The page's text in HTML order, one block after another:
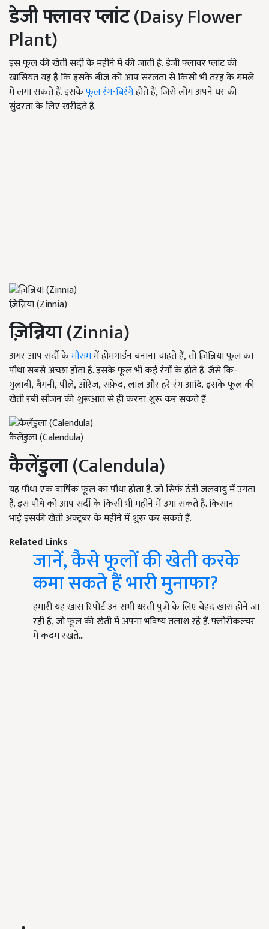
डेजी फ्लावर प्लांट(Daisy Flower
Plant)
इस फूल की खेती सर्दी के महीने में की जाती है. डेजी फ्लावर प्लांट की
खासियत यह है कि इसके बीज को आप सरलता से किसी भी तरह के गमले
में लगा सकते हैं. इसकेफूल रंग-बिरंगेहोते हैं, जिसे लोग अपने घर की
सुंदरता के लिए खरीदते हैं.
ज़िन्निया (Zinnia)
ज़िन्निया(Zinnia)
अगर आप सर्दी केमौसममें होमगार्डन बनाना चाहते हैं, तो ज़िन्निया फूल का
पौधा सबसे अच्छा होता है. इसके फूल भी कई रंगों के होते हैं. जैसे कि-
गुलाबी, बैंगनी, पीले, ओरेंज, सफ़ेद, लाल और हरे रंग आदि. इसके फूल की
खेती रबी सीजन की शुरूआत से ही करना शुरू कर सकते हैं.
कैलेंडुला (Calendula)
कैलेंडुला(Calendula)
यह पौधा एक वार्षिक फूल का पौधा होता है. जो सिर्फ ठंडी जलवायु में उगता
है. इस पौधे को आप सर्दी के किसी भी महीने में उगा सकते हैं. किसान
भाई इसकी खेती अक्टूबर के महीने में शुरू कर सकते हैं.
Related Links
जानें, कैसे फूलों की खेती करके
कमा सकते हैं भारी मुनाफा?
हमारी यह खास रिपोर्ट उन सभी धरती पुत्रों के लिए बेहद खास होने जा
रही है, जो फूल की खेती में अपना भविष्य तलाश रहे हैं. फ्लोरीकल्चर
में कदम रखते…